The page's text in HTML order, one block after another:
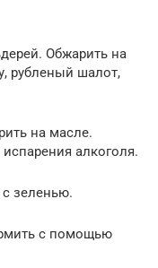
Обжарить на
рубленый шалот,
на масле.
алкоголя.
с зеленью.
с помощью